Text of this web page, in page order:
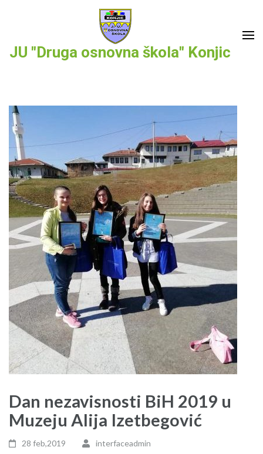
(Press
JU "Druga osnovna škola" Konjic
Dan nezavisnosti BiH 2019 u
Muzeju Alija Izetbegović
28 feb,2019
interfaceadmin